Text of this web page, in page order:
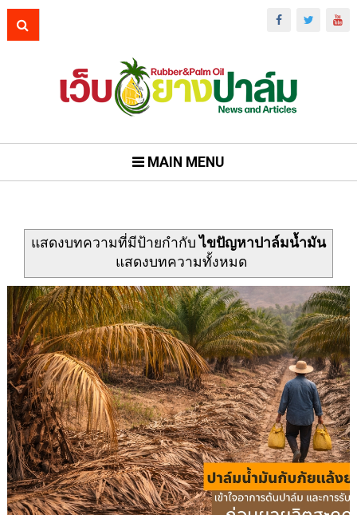
MAIN MENU
แสดงบทความที่มีป้ายกำกับไขปัญหาปาล์มน้ำมัน
แสดงบทความทั้งหมด